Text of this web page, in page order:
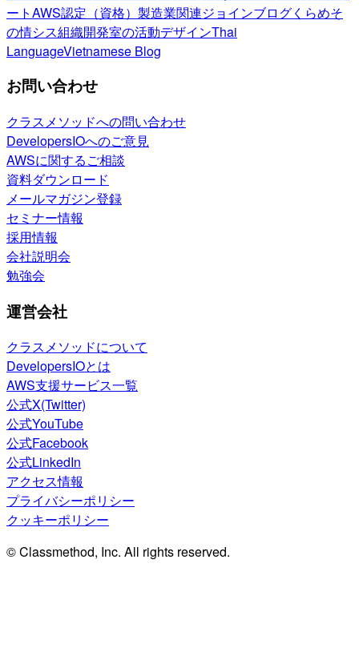
ートAWS認定（資格） 製造業関連ジョインブログくらめそ
の情シス組織開発室の活動デザインThai
LanguageVietnamese Blog
お問い合わせ
クラスメソッドへの問い合わせ
DevelopersIOへのご意見
AWSに関するご相談
資料ダウンロード
メールマガジン登録
セミナー情報
採用情報
会社説明会
勉強会
運営会社
クラスメソッドについて
DevelopersIOとは
AWS支援サービス一覧
公式X(Twitter)
公式YouTube
公式Facebook
公式LinkedIn
アクセス情報
プライバシーポリシー
クッキーポリシー
© Classmethod, Inc. All rights reserved.